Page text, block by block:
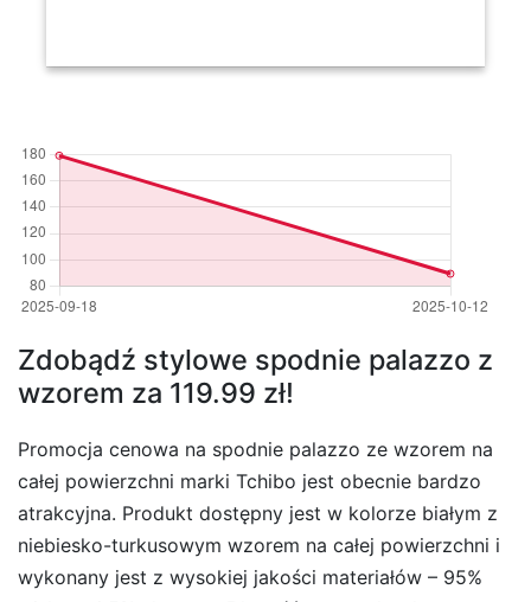
Zdobądź stylowe spodnie palazzo z
wzorem za 119.99 zł!
Promocja cenowa na spodnie palazzo ze wzorem na
całej powierzchni marki Tchibo jest obecnie bardzo
atrakcyjna. Produkt dostępny jest w kolorze białym z
niebiesko-turkusowym wzorem na całej powierzchni i
wykonany jest z wysokiej jakości materiałów – 95%